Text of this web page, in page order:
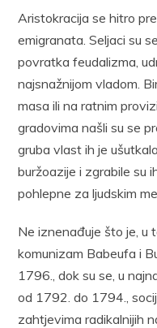
Aristokracija se hitro
emigranata. Seljaci su
povratka feudalizma,
najsnažnijom vladom.
masa ili na ratnim
gradovima našli su se
gruba vlast ih je
buržoazije i zgrabile su
pohlepne za ljudskim
Ne iznenađuje što je, u
komunizam Babeufa i
1796., dok su se, u
od 1792. do 1794.,
zahtjevima radikalnijih